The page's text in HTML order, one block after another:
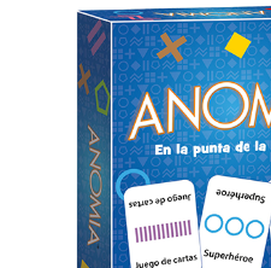
Complements d'oficina
Plastificació, enquadernació i destrucció
Dibuix tècnic i artístic
Material escolar
Construccions
Espais exteriors
Psicomotricitat
Jocs simbòlics